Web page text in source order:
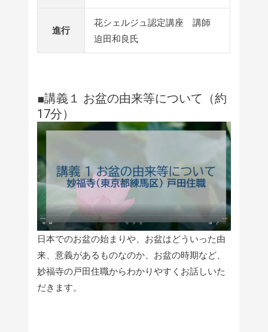
進行
花シェルジュ認定講座 講師
迫田和良氏
■講義１ お盆の由来等について（約
17分）
日本でのお盆の始まりや、お盆はどういった由
来、意義があるものなのか、お盆の時期など、
妙福寺の戸田住職からわかりやすくお話しいた
だきます。